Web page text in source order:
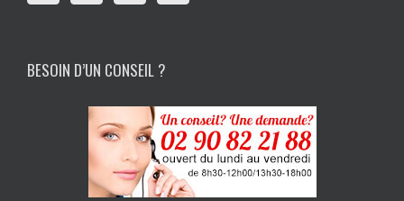
BESOIN D’UN CONSEIL ?